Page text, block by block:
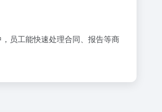
，员工能快速处理合同、报告等商